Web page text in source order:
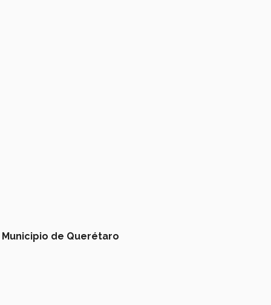
Municipio de Querétaro